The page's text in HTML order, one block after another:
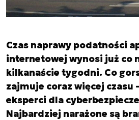
Czas naprawy podatności
internetowej wynosi już co
kilkanaście tygodni. Co
zajmuje coraz więcej czasu
eksperci dla
Najbardziej narażone są